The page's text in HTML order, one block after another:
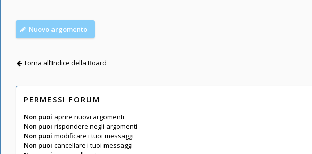
Nuovo argomento
Torna all’Indice della Board
PERMESSI FORUM
Non puoi aprire nuovi argomenti
Non puoi rispondere negli argomenti
Non puoi modificare i tuoi messaggi
Non puoi cancellare i tuoi messaggi